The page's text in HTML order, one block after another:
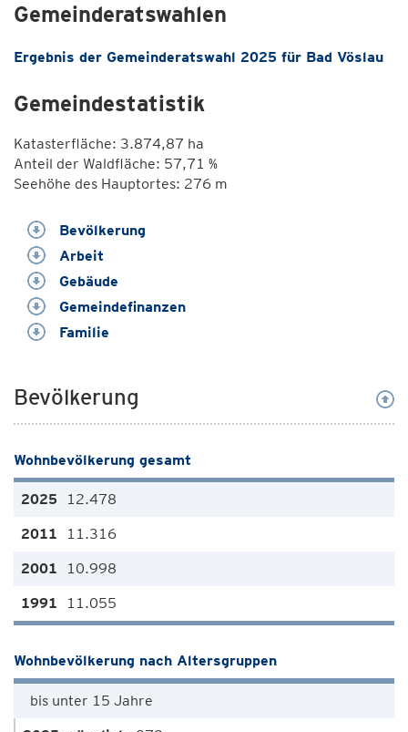
Gemeinderatswahlen
Ergebnis der Gemeinderatswahl 2025 für Bad Vöslau
Gemeindestatistik
Katasterfläche: 3.874,87 ha
Anteil der Waldfläche: 57,71 %
Seehöhe des Hauptortes: 276 m
Bevölkerung
Arbeit
Gebäude
Gemeindefinanzen
Familie
Bevölkerung
Wohnbevölkerung gesamt
12.478
11.316
10.998
11.055
Wohnbevölkerung nach Altersgruppen
bis unter 15 Jahre